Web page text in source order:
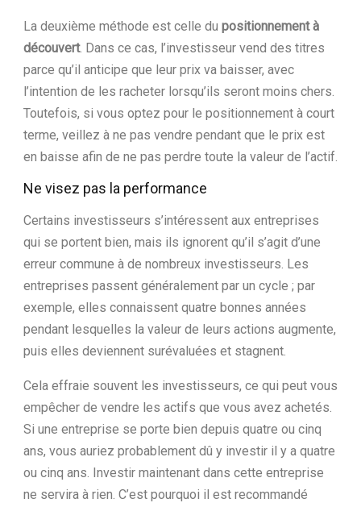
La deuxième méthode est celle du positionnement à
découvert. Dans ce cas, l’investisseur vend des titres
parce qu’il anticipe que leur prix va baisser, avec
l’intention de les racheter lorsqu’ils seront moins chers.
Toutefois, si vous optez pour le positionnement à court
terme, veillez à ne pas vendre pendant que le prix est
en baisse afin de ne pas perdre toute la valeur de l’actif.
Ne visez pas la performance
Certains investisseurs s’intéressent aux entreprises
qui se portent bien, mais ils ignorent qu’il s’agit d’une
erreur commune à de nombreux investisseurs. Les
entreprises passent généralement par un cycle ; par
exemple, elles connaissent quatre bonnes années
pendant lesquelles la valeur de leurs actions augmente,
puis elles deviennent surévaluées et stagnent.
Cela effraie souvent les investisseurs, ce qui peut vous
empêcher de vendre les actifs que vous avez achetés.
Si une entreprise se porte bien depuis quatre ou cinq
ans, vous auriez probablement dû y investir il y a quatre
ou cinq ans. Investir maintenant dans cette entreprise
ne servira à rien. C’est pourquoi il est recommandé